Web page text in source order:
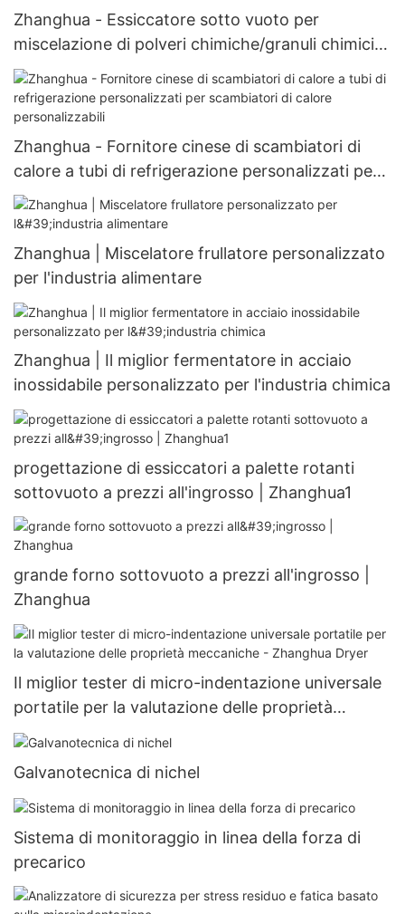
Zhanghua - Essiccatore sotto vuoto per
miscelazione di polveri chimiche/granuli chimici
Attrezzatura per essiccazione sotto vuoto
Essiccatore sotto vuoto per miscelazione a
forma di U
Zhanghua - Fornitore cinese di scambiatori di
calore a tubi di refrigerazione personalizzati per
scambiatori di calore personalizzabili
Zhanghua | Miscelatore frullatore personalizzato
per l'industria alimentare
Zhanghua | Il miglior fermentatore in acciaio
inossidabile personalizzato per l'industria chimica
progettazione di essiccatori a palette rotanti
sottovuoto a prezzi all'ingrosso | Zhanghua1
grande forno sottovuoto a prezzi all'ingrosso |
Zhanghua
Il miglior tester di micro-indentazione universale
portatile per la valutazione delle proprietà
meccaniche - Zhanghua Dryer
Galvanotecnica di nichel
Sistema di monitoraggio in linea della forza di
precarico